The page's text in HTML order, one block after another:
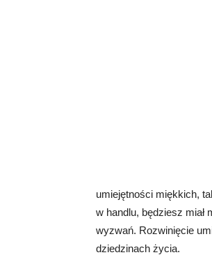
umiejętności miękkich,
w handlu, będziesz
wyzwań. Rozwinięcie
dziedzinach życia.